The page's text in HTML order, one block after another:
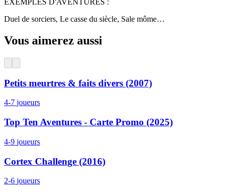
EXEMPLES D'AVENTURES :
Duel de sorciers, Le casse du siècle, Sale môme…
Vous aimerez aussi
Petits meurtres & faits divers (2007)
4-7 joueurs
Top Ten Aventures - Carte Promo (2025)
4-9 joueurs
Cortex Challenge (2016)
2-6 joueurs